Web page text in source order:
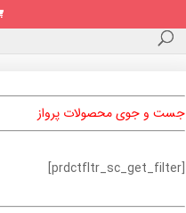
جست و جوی محصولات پرواز
[prdctfltr_sc_get_filter]